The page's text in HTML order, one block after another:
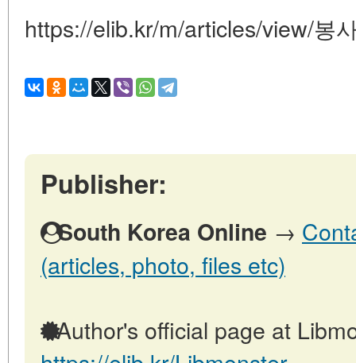
https://elib.kr/m/articles/view/봉
Publisher:
South Korea Online →
(articles, photo, files etc)
Author's official page at